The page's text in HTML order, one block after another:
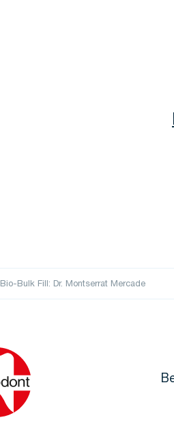
Bio-Bulk Fill: Dr. Montserrat Mercade